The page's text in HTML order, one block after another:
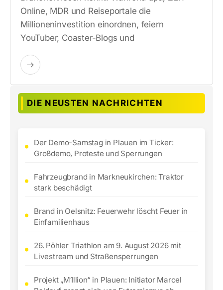
Online, MDR und Reiseportale die
Millioneninvestition einordnen, feiern
YouTuber, Coaster-Blogs und
DIE NEUSTEN NACHRICHTEN
Der Demo-Samstag in Plauen im Ticker:
Großdemo, Proteste und Sperrungen
Fahrzeugbrand in Markneukirchen: Traktor
stark beschädigt
Brand in Oelsnitz: Feuerwehr löscht Feuer in
Einfamilienhaus
26. Pöhler Triathlon am 9. August 2026 mit
Livestream und Straßensperrungen
Projekt „M1llion“ in Plauen: Initiator Marcel